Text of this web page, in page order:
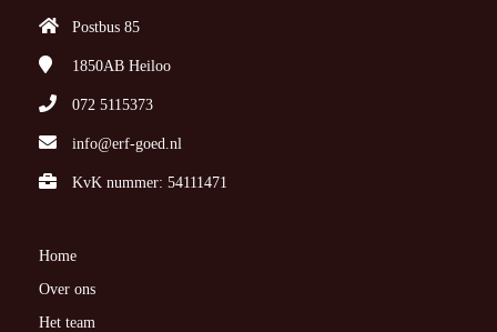
Postbus 85
1850AB Heiloo
072 5115373
info@erf-goed.nl
KvK nummer: 54111471
Home
Over ons
Het team